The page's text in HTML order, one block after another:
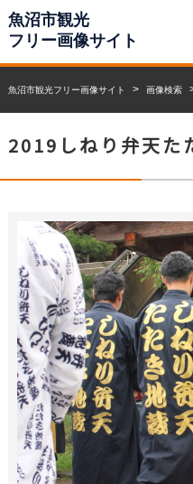
魚沼市観光
フリー画像サイト
魚沼市観光フリー画像サイト 画像検索
2019しねり弁天た